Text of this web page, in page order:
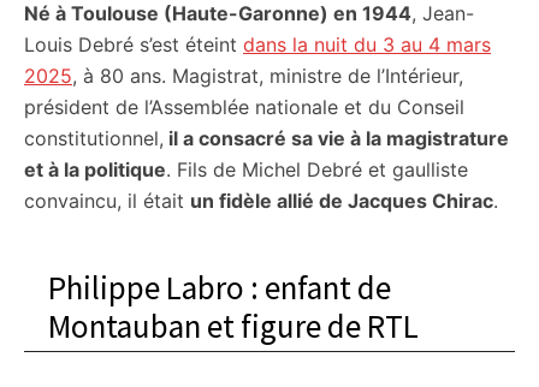
Né à Toulouse (Haute-Garonne) en 1944, Jean-
Louis Debré s’est éteint dans la nuit du 3 au 4 mars
2025, à 80 ans. Magistrat, ministre de l’Intérieur,
président de l’Assemblée nationale et du Conseil
constitutionnel, il a consacré sa vie à la magistrature
et à la politique. Fils de Michel Debré et gaulliste
convaincu, il était un fidèle allié de Jacques Chirac.
Philippe Labro : enfant de
Montauban et figure de RTL